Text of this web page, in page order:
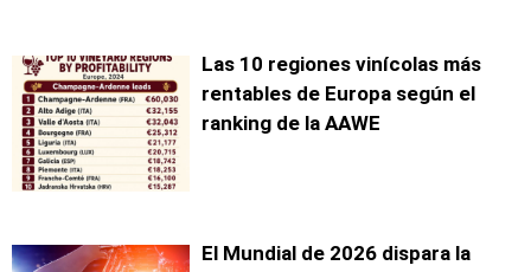
Las 10 regiones vinícolas más
rentables de Europa según el
ranking de la AAWE
El Mundial de 2026 dispara la